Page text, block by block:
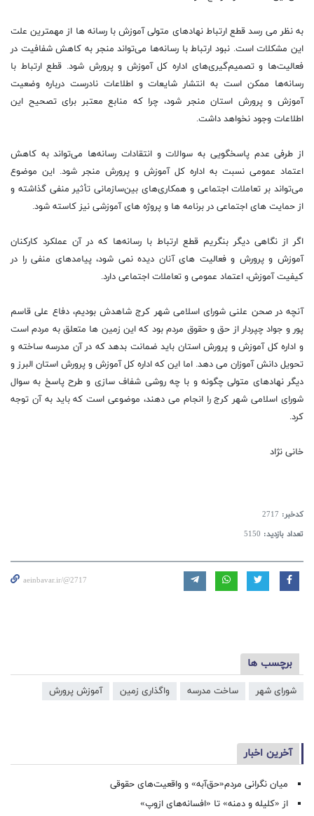
به نظر می رسد قطع ارتباط نهادهای متولی آموزش با رسانه ها از مهمترین علت
این مشکلات است. نبود ارتباط با رسانه‌ها می‌تواند منجر به کاهش شفافیت در
فعالیت‌ها و تصمیم‌گیری‌های اداره کل آموزش و پرورش شود. قطع ارتباط با
رسانه‌ها ممکن است به انتشار شایعات و اطلاعات نادرست درباره وضعیت
آموزش و پرورش استان منجر شود، چرا که منابع معتبر برای تصحیح این
اطلاعات وجود نخواهد داشت.
از طرفی عدم پاسخگویی به سوالات و انتقادات رسانه‌ها می‌تواند به کاهش
اعتماد عمومی نسبت به اداره کل آموزش و پرورش منجر شود. این موضوع
می‌تواند بر تعاملات اجتماعی و همکاری‌های بین‌سازمانی تأثیر منفی گذاشته و
از حمایت های اجتماعی در برنامه ها و پروژه های آموزشی نیز کاسته شود.
اگر از نگاهی دیگر بنگریم قطع ارتباط با رسانه‌ها که در آن عملکرد کارکنان
آموزش و پرورش و فعالیت های آنان دیده نمی شود، پیامدهای منفی را در
کیفیت آموزش، اعتماد عمومی و تعاملات اجتماعی دارد.
آنچه در صحن علنی شورای اسلامی شهر کرج شاهدش بودیم، دفاع علی قاسم
پور و جواد چپردار از حق و حقوق مردم بود که این زمین ها متعلق به مردم است
و اداره کل آموزش و پرورش استان باید ضمانت بدهد که در آن مدرسه ساخته و
تحویل دانش آموزان می دهد. اما این که اداره کل آموزش و پرورش استان البرز و
دیگر نهادهای متولی چگونه و با چه روشی شفاف سازی و طرح پاسخ به سوال
شورای اسلامی شهر کرج را انجام می دهند، موضوعی است که باید به آن توجه
کرد.
خانی نژاد
کدخبر: 2717
تعداد بازدید: 5150
aeinbavar.ir/@2717
برچسب ها
شورای شهر ساخت مدرسه واگذاری زمین آموزش پرورش
آخرین اخبار
میان نگرانی مردم«حق‌آبه» و واقعیت‌های حقوقی
از «کلیله و دمنه» تا «افسانه‌های ازوپ»